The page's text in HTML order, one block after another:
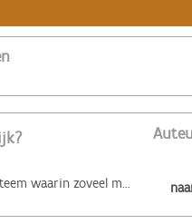
‌De circulaire economie is een economisch systeem waarin zoveel mogelijk producten en grondstoffen hergebruikt of hoogwaardig gerecycleerd worden. Materialen zijn (volledig) recycleerbaar of afbreekbaar, spullen worden hersteld, hebben een hoge tweedehandswaarde, zijn ‘upgradebaar’, kunnen makkelijk gedemonteerd worden en omgevormd tot nieuwe producten ... Zo wordt maximaal vermeden dat spullen hun waarde verliezen. De circulaire economie biedt een alternatief voor het huidige lineaire systeem. Daarin worden grondstoffen omgezet in producten die aan het einde van hun leven massaal afval worden. De Ellen MacArthur Foundation maakte er een inzichtelijk filmpje over: